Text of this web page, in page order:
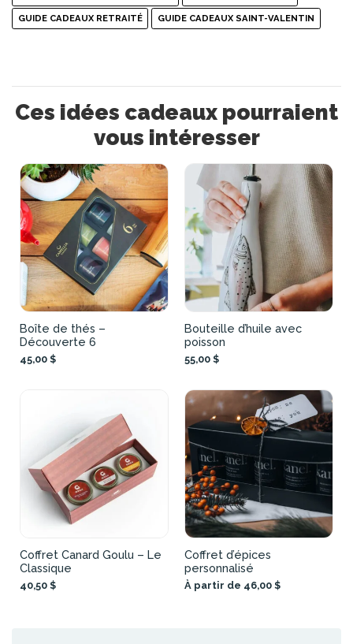
GUIDE CADEAUX RETRAITÉ GUIDE CADEAUX SAINT-VALENTIN
Ces idées cadeaux pourraient
vous intéresser
Boîte de thés –
Découverte 6
45,00 $
Bouteille d’huile avec
poisson
55,00 $
Coffret Canard Goulu – Le
Classique
40,50 $
Coffret d’épices
personnalisé
À partir de 46,00 $